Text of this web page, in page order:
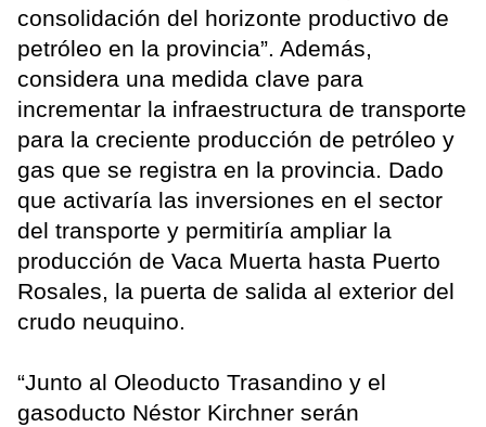
consolidación del horizonte productivo de
petróleo en la provincia”. Además,
considera una medida clave para
incrementar la infraestructura de transporte
para la creciente producción de petróleo y
gas que se registra en la provincia. Dado
que activaría las inversiones en el sector
del transporte y permitiría ampliar la
producción de Vaca Muerta hasta Puerto
Rosales, la puerta de salida al exterior del
crudo neuquino.
“Junto al Oleoducto Trasandino y el
gasoducto Néstor Kirchner serán